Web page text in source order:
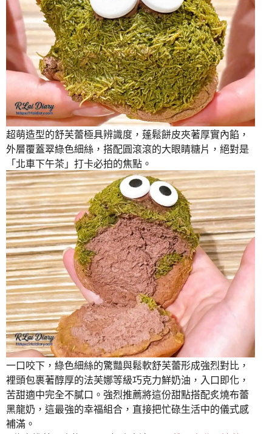
超萌造型的舒芙蕾極具辨識度，蓬鬆餅皮夾著厚實內餡，
外層覆蓋翠綠色細絲，搭配圓滾滾的大眼睛糖片，絕對是
「北車下午茶」打卡必拍的焦點。
一口咬下，綠色細絲的驚豔與鬆軟舒芙蕾形成強烈對比，
裡頭包裹著醇厚的法芙娜等級巧克力鮮奶油，入口即化，
苦甜適中完全不膩口。強烈推薦將這份甜點搭配炙燒布蕾
黑龍奶，這最強的幸福組合，直接把忙碌生活中的儀式感
補滿。